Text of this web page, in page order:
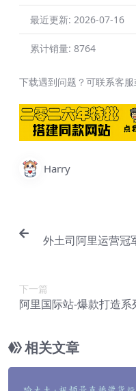
最近更新: 2026-07-16
累计销量: 8764
下载遇到问题？可联系客
Harry
外土司阿里运营冠
下一篇
阿里国际站-爆款打造系
相关文章